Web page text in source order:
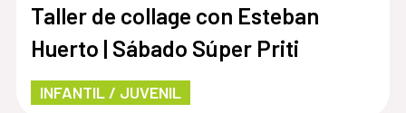
Taller de collage con Esteban
Huerto | Sábado Súper Priti
INFANTIL / JUVENIL